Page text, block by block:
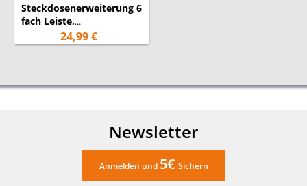
Steckdosenerweiterung 6
fach Leiste,
Mehrfachsteckdose mit 2
USB Anschlüssen
24,99 €
Newsletter
Anmelden und 5€ Sichern